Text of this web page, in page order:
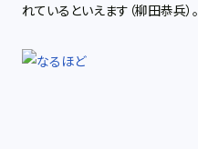
れているといえます（柳田恭兵）。